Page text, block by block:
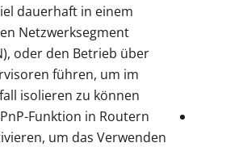
dauerhaft in einem
Netzwerksegment
oder den Betrieb über
führen, um im
isolieren zu können
Funktion in Routern
um das Verwenden